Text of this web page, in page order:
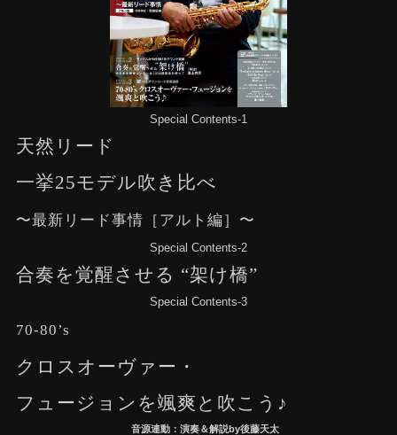
Special Contents-1
天然リード
一挙25モデル吹き比べ
〜最新リード事情［アルト編］〜
Special Contents-2
合奏を覚醒させる “架け橋”
Special Contents-3
70-80’s
クロスオーヴァー・
フュージョンを颯爽と吹こう♪
音源連動：演奏＆解説by後藤天太